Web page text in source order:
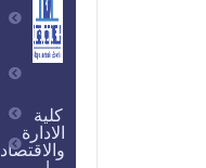
كلية
الادارة
والاقتصاد